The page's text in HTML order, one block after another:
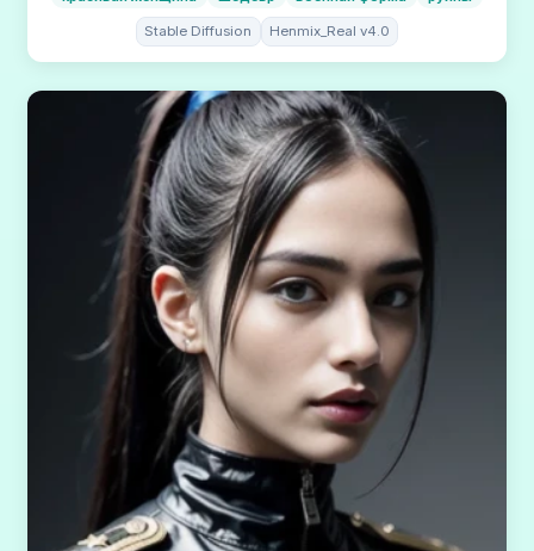
Stable Diffusion Henmix_Real v4.0